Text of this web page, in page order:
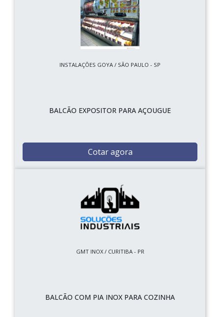
INSTALAÇÕES GOYA / SÃO PAULO - SP
BALCÃO EXPOSITOR PARA AÇOUGUE
Cotar agora
GMT INOX / CURITIBA - PR
BALCÃO COM PIA INOX PARA COZINHA